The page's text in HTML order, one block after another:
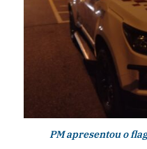
PM apresentou o